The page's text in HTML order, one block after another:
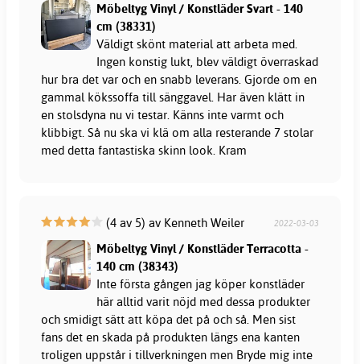
Möbeltyg Vinyl / Konstläder Svart - 140
cm (38331)
Väldigt skönt material att arbeta med.
Ingen konstig lukt, blev väldigt överraskad
hur bra det var och en snabb leverans. Gjorde om en
gammal kökssoffa till sänggavel. Har även klätt in
en stolsdyna nu vi testar. Känns inte varmt och
klibbigt. Så nu ska vi klä om alla resterande 7 stolar
med detta fantastiska skinn look. Kram
(4 av 5) av Kenneth Weiler 2022-03-03
Möbeltyg Vinyl / Konstläder Terracotta -
140 cm (38343)
Inte första gången jag köper konstläder
här alltid varit nöjd med dessa produkter
och smidigt sätt att köpa det på och så. Men sist
fans det en skada på produkten längs ena kanten
troligen uppstår i tillverkningen men Bryde mig inte